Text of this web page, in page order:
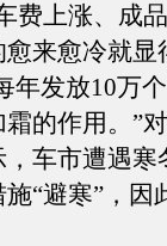
上涨、成
来愈冷就显
年发放10万
的作用。”
车市遭遇寒
“避寒”，因